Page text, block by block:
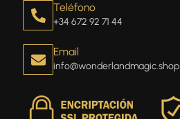
Teléfono
+34 672 92 71 44
Email
info@wonderlandmagic.shop